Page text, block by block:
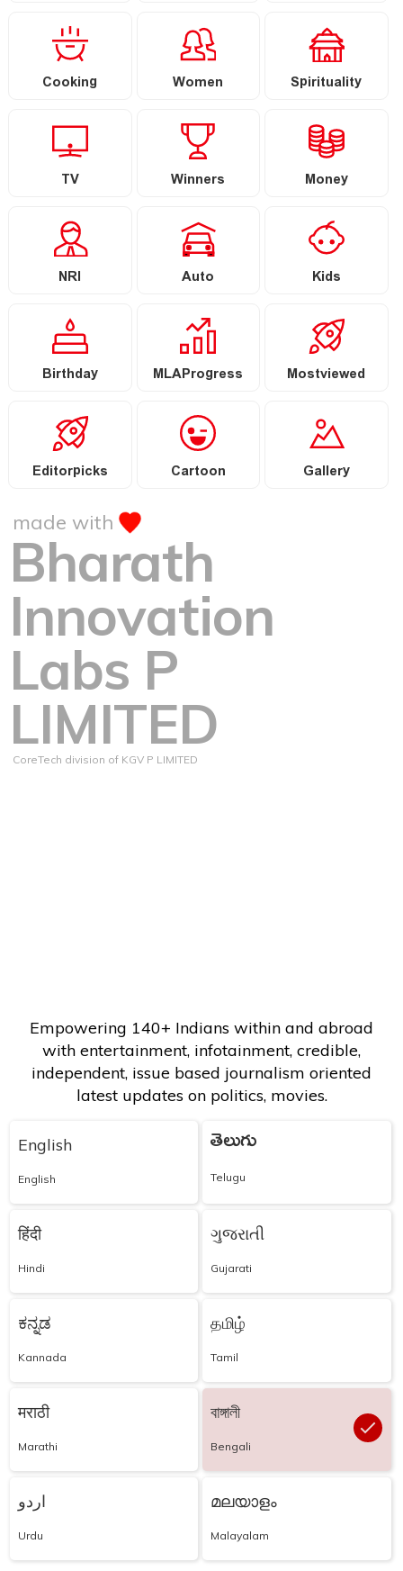
Cooking Women Spirituality
TV Winners Money
NRI Auto Kids
Birthday MLAProgress Mostviewed
Editorpicks Cartoon Gallery
made with
Bharath
Innovation
Labs P
LIMITED
CoreTech division of KGV P LIMITED
Empowering 140+ Indians within and abroad
with entertainment, infotainment, credible,
independent, issue based journalism oriented
latest updates on politics, movies.
English
English
తెలుగు
Telugu
हिंदी
Hindi
ગુજરાતી
Gujarati
ಕನ್ನಡ
Kannada
தமிழ்
Tamil
मराठी
Marathi
বাঙ্গালী
Bengali
اردو
Urdu
മലയാളം
Malayalam